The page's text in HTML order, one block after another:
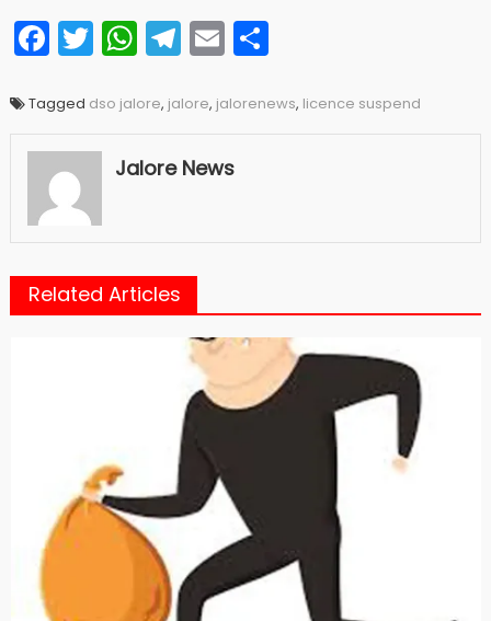
Facebook
Twitter
WhatsApp
Telegram
EmailShare
Tagged dso jalore, jalore, jalorenews, licence suspend
Jalore News
Related Articles